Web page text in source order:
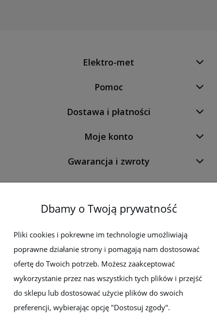
Elektro-met
Pomoc
Dostawa i płatności
Moje konto
Gwarancja i zwroty
O firmie
Newsletter
Zapisz się do newslettera, aby być na bieżąco z nowościami i
promocjami
Dbamy o Twoją prywatność
Pliki cookies i pokrewne im technologie umożliwiają
poprawne działanie strony i pomagają nam dostosować
ofertę do Twoich potrzeb. Możesz zaakceptować
wykorzystanie przez nas wszystkich tych plików i przejść
do sklepu lub dostosować użycie plików do swoich
preferencji, wybierając opcję "Dostosuj zgody".